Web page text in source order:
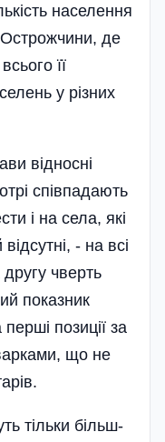
населення
де
її
у різних
відносні
співпадають
і на села, які
- на всі
другу чверть
показник
позиції за
що не
тільки більш-